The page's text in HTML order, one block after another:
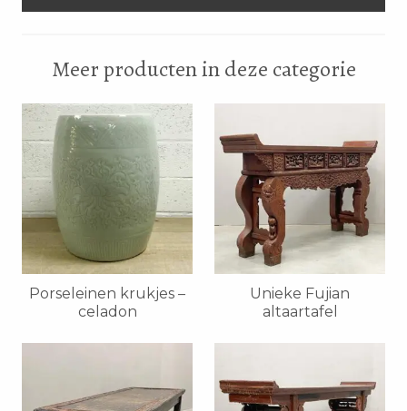
Meer producten in deze categorie
Porseleinen krukjes –
celadon
Unieke Fujian
altaartafel